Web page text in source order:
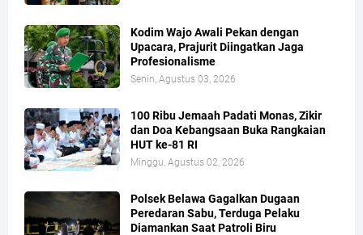
Kodim Wajo Awali Pekan dengan
Upacara, Prajurit Diingatkan Jaga
Profesionalisme
Senin, Agustus 03, 2026
100 Ribu Jemaah Padati Monas, Zikir
dan Doa Kebangsaan Buka Rangkaian
HUT ke-81 RI
Minggu, Agustus 02, 2026
Polsek Belawa Gagalkan Dugaan
Peredaran Sabu, Terduga Pelaku
Diamankan Saat Patroli Biru